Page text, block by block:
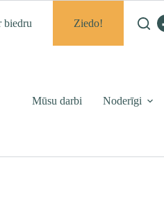
biedru Ziedo!
Mūsu darbi Noderīgi